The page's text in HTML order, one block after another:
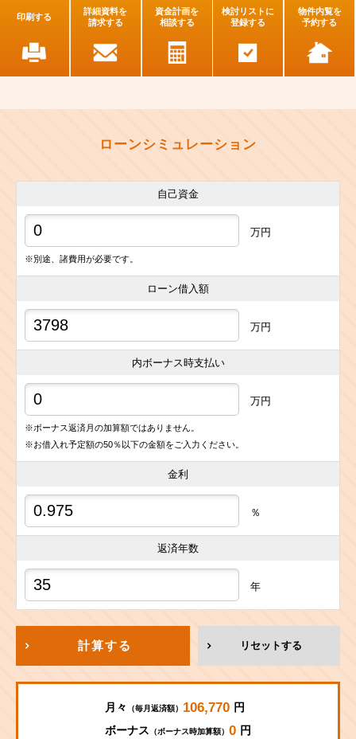
印刷する
詳細資料を
請求する
資金計画を
相談する
検討リストに
登録する
物件内覧を
予約する
ローンシミュレーション
自己資金
万円
※別途、諸費用が必要です。
ローン借入額
万円
内ボーナス時支払い
万円
※ボーナス返済月の加算額ではありません。
※お借入れ予定額の50％以下の金額をご入力ください。
金利
％
返済年数
年
計算する リセットする
月々 （毎月返済額） 106,770 円
ボーナス （ボーナス時加算額） 0 円